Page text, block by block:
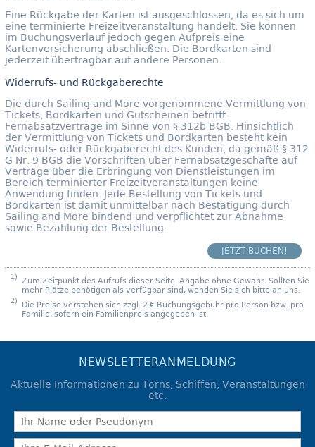
Eine Rückgabe der Karten ist ausgeschlossen, da es sich um
eine terminierte Freizeitveranstaltung handelt. Sie können
im Buchungsverlauf jedoch gegen Aufpreis eine
Kartenversicherung abschließen. Die Bordkarten sind
jederzeit übertragbar auf andere Personen.
Widerrufs- und Rückgaberechte
Die durch Sailing and More vorgenommene Vermittlung von
Tickets, Bordkarten und Gutscheinen betrifft
Fernabsatzverträge im Sinne von § 312b BGB. Hinsichtlich
der Vermittlung von Tickets und Bordkarten besteht kein
Widerrufs- oder Rückgaberecht des Kunden, da gemäß § 312
G Nr. 9 BGB die Vorschriften über Fernabsatzgeschäfte auf
Verträge über die Erbringung von Dienstleistungen im
Bereich terminierter Freizeitveranstaltungen keine
Anwendung finden. Jede Bestellung von Tickets und
Bordkarten ist damit unmittelbar nach Bestätigung durch
Sailing and More bindend und verpflichtet zur Abnahme
sowie Bezahlung der Bestellung.
JETZT BUCHEN!
1) Zum Zeitpunkt des Aufrufs dieser Seite. Angabe ohne Gewähr. Sollten Sie
mehr Plätze benötigen als verfügbar sind, wenden Sie sich bitte an uns.
2) Die Preise verstehen sich zzgl. 2 € Buchungsgebühr pro Person bzw. pro
Familie, sofern ein Familienpreis angegeben ist.
NEWSLETTERANMELDUNG
Aktuelle Informationen zu Törns, Schiffen, Veranstaltungen
etc.